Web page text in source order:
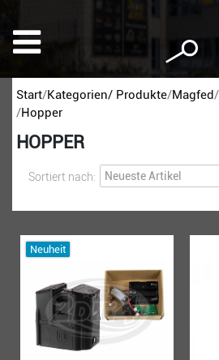
Start Kategorien/ Produkte Magfed
Hopper
HOPPER
Sortiert nach:
Neuheit